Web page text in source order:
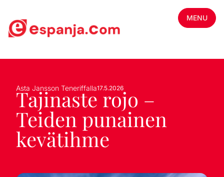
MENU
Asta Jansson Teneriffalla17.5.2026
Tajinaste rojo –
Teiden punainen
kevätihme